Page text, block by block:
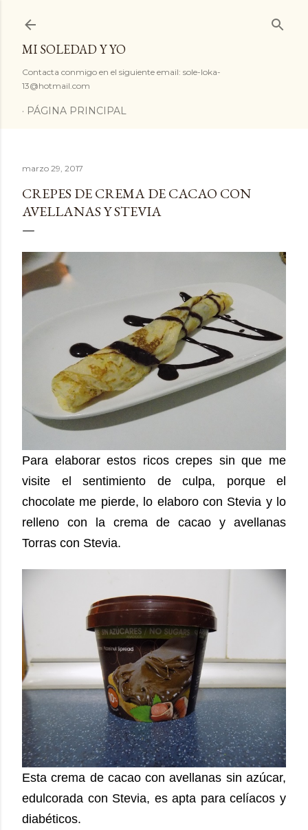
MI SOLEDAD Y YO
Contacta conmigo en el siguiente email: sole-loka-
13@hotmail.com
PÁGINA PRINCIPAL
marzo 29, 2017
CREPES DE CREMA DE CACAO CON
AVELLANAS Y STEVIA
Para elaborar estos ricos crepes sin que me
visite el sentimiento de culpa, porque el
chocolate me pierde, lo elaboro con Stevia y lo
relleno con la crema de cacao y avellanas
Torras con Stevia.
Esta crema de cacao con avellanas sin azúcar,
edulcorada con Stevia, es apta para celíacos y
diabéticos.